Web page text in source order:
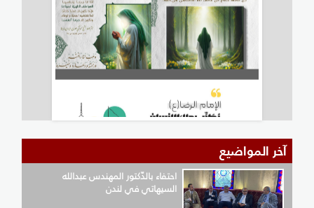
آخر المواضيع
احتفاء بالدّكتور المهندس عبدالله
السيهاتي في لندن